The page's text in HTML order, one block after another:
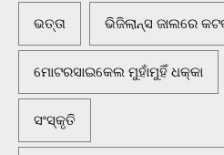
ଭତ୍ତା ଭିଜିଲାନ୍ସ ଜାଲରେ କଟକ
ମୋଟରସାଇକେଲ ମୁହାଁମୁହିଁ ଧକ୍କା
ସଂସ୍କୃତି